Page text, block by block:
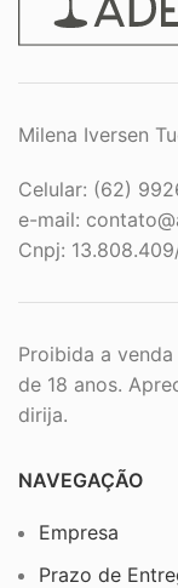
Milena Iversen
Celular: (62)
e-mail:
Cnpj:
Proibida a
de 18 anos.
dirija.
NAVEGAÇÃO
Empresa
Prazo de